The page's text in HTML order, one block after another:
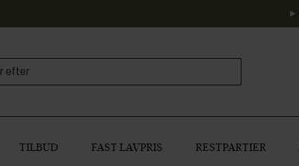
TILBUD FAST LAVPRIS RESTPARTIER